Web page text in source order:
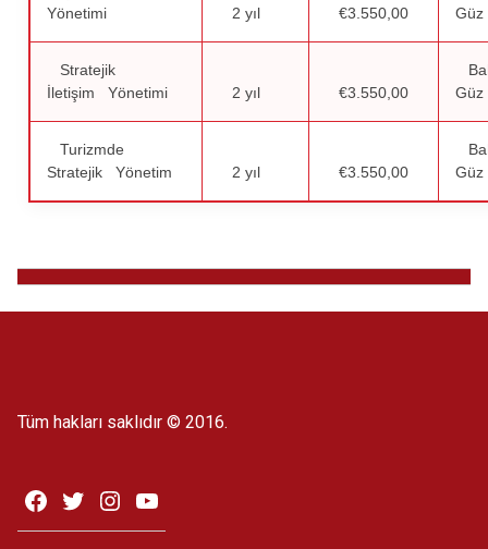
Yönetimi
2 yıl €3.550,00
Güz
Stratejik
İletişim Yönetimi
2 yıl €3.550,00
Güz
Turizmde
Stratejik Yönetim
2 yıl €3.550,00
Güz
Tüm hakları saklıdır © 2016.